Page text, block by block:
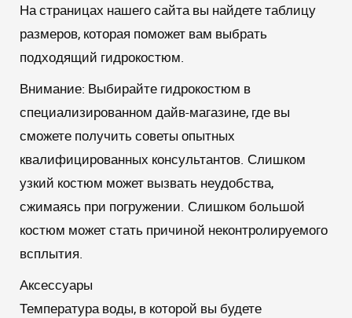
На страницах нашего сайта вы найдете таблицу
размеров, которая поможет вам выбрать
подходящий гидрокостюм.
Внимание: Выбирайте гидрокостюм в
специализированном дайв-магазине, где вы
сможете получить советы опытных
квалифицированных консультантов. Слишком
узкий костюм может вызвать неудобства,
сжимаясь при погружении. Слишком большой
костюм может стать причиной неконтролируемого
всплытия.
Аксессуары
Температура воды, в которой вы будете